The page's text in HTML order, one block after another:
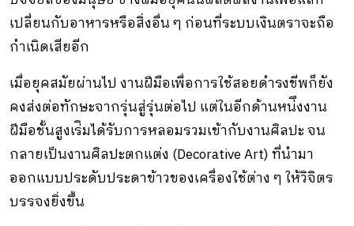
เปลี่ยนกับอาหารหรือสิ่งอื่น ๆ ก่อนที่ระบบเงินตราจะถือ
กําเนิดเสียอีก
เมื่อยุคสมัยผ่านไป งานฝีมือเพื่อการใช้สอยดำรงชีพก็ยัง
คงส่งต่อทักษะจากรุ่นสู่รุ่นต่อไป แต่ในอีกด้านหน่ึงงาน
ฝีมือชั้นสูงเร่ิมได้รับการหลอมรวมเข้ากับงานศิลปะ จน
กลายเป็นงานศิลปะตกแต่ง (Decorative Art) ที่นํามา
ออกแบบประดับประดาข้าวของเครื่องใช้ต่าง ๆ ให้วิจิตร
บรรจงยิ่งขึ้น